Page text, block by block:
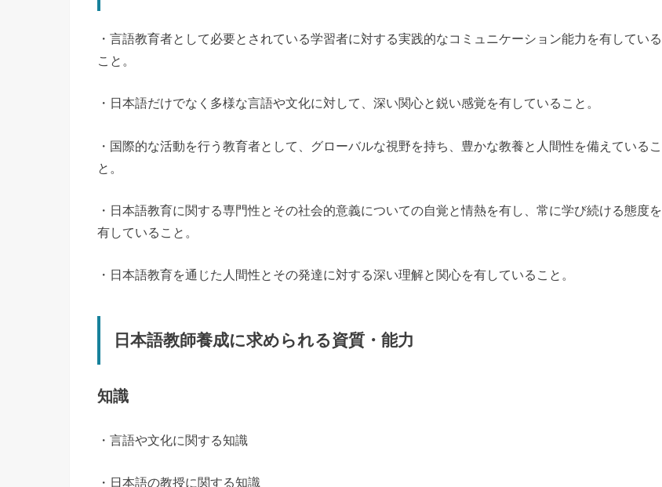
・言語教育者として必要とされている学習者に対する実践的なコミュニケーション能力を有している
こと。
・日本語だけでなく多様な言語や文化に対して、深い関心と鋭い感覚を有していること。
・国際的な活動を行う教育者として、グローバルな視野を持ち、豊かな教養と人間性を備えているこ
と。
・日本語教育に関する専門性とその社会的意義についての自覚と情熱を有し、常に学び続ける態度を
有していること。
・日本語教育を通じた人間性とその発達に対する深い理解と関心を有していること。
日本語教師養成に求められる資質・能力
知識
・言語や文化に関する知識
・日本語の教授に関する知識